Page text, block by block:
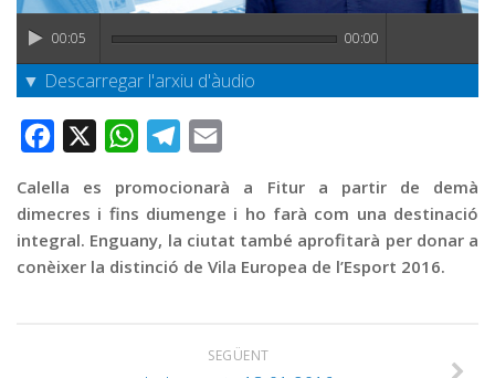
Publicitat
Contacte
00:05 00:00
▼ Descarregar l'arxiu d'àudio
Facebook WhatsAppTelegram
Calella es promocionarà a Fitur a partir de demà
dimecres i fins diumenge i ho farà com una destinació
integral. Enguany, la ciutat també aprofitarà per donar a
conèixer la distinció de Vila Europea de l’Esport 2016.
SEGÜENT